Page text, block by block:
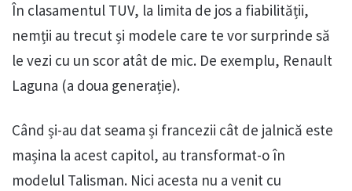
În clasamentul TUV, la limita de jos a fiabilității,
nemții au trecut și modele care te vor surprinde să
le vezi cu un scor atât de mic. De exemplu, Renault
Laguna (a doua generație).
Când și-au dat seama și francezii cât de jalnică este
mașina la acest capitol, au transformat-o în
modelul Talisman. Nici acesta nu a venit cu